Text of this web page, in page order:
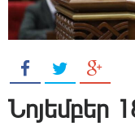
Նոյեմբեր